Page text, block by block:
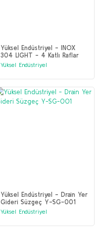
Yüksel Endüstriyel - INOX
304 LIGHT - 4 Katlı Raflar
Yüksel Endüstriyel
Yüksel Endüstriyel - Drain Yer
Gideri Süzgeç Y-SG-001
Yüksel Endüstriyel